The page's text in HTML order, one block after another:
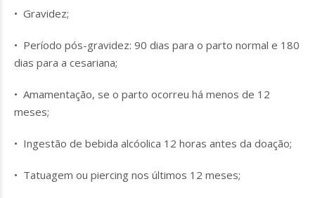
• Gravidez;
• Período pós-gravidez: 90 dias para o parto normal e 180
dias para a cesariana;
• Amamentação, se o parto ocorreu há menos de 12
meses;
• Ingestão de bebida alcóolica 12 horas antes da doação;
• Tatuagem ou piercing nos últimos 12 meses;